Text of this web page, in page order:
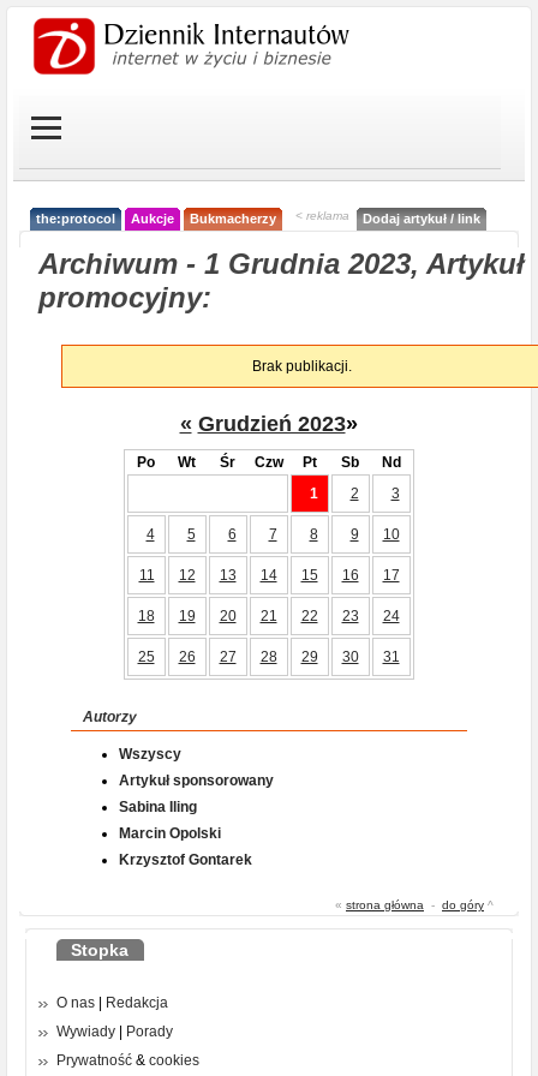
the:protocol Aukcje Bukmacherzy < reklama Dodaj artykuł / link
Archiwum - 1 Grudnia 2023, Artykuł
promocyjny:
Brak publikacji.
« Grudzień 2023»
Po Wt Śr Czw Pt Sb
Nd
1
2 3
4 5 6 7 8 9 10
11 12 13 14 15 16 17
18 19 20 21 22 23 24
25 26 27 28 29 30 31
Autorzy
Wszyscy
Artykuł sponsorowany
Sabina Iling
Marcin Opolski
Krzysztof Gontarek
« strona główna - do góry ^
Stopka
O nas
Redakcja
Wywiady
Porady
Prywatność & cookies